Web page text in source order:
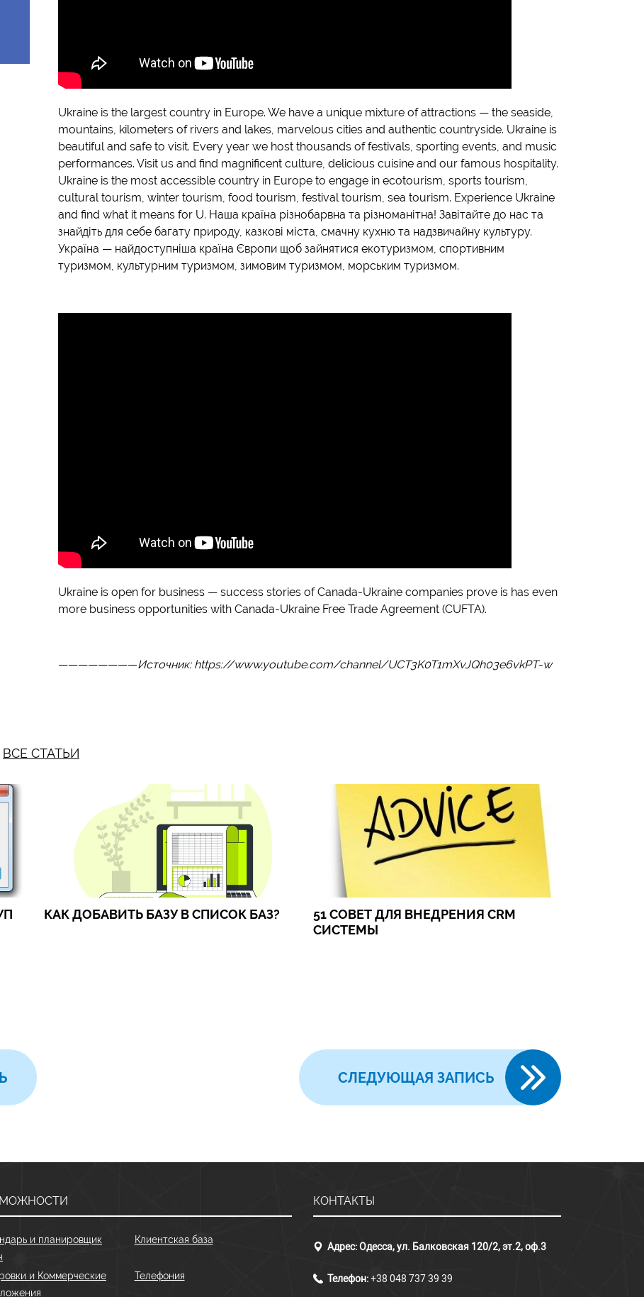
Ukraine is the largest country in Europe. We have a unique mixture of attractions — the seaside,
mountains, kilometers of rivers and lakes, marvelous cities and authentic countryside. Ukraine is
beautiful and safe to visit. Every year we host thousands of festivals, sporting events, and music
performances. Visit us and find magnificent culture, delicious cuisine and our famous hospitality.
Ukraine is the most accessible country in Europe to engage in ecotourism, sports tourism,
cultural tourism, winter tourism, food tourism, festival tourism, sea tourism. Experience Ukraine
and find what it means for U. Наша країна різнобарвна та різноманітна! Завітайте до нас та
знайдіть для себе багату природу, казкові міста, смачну кухню та надзвичайну культуру.
Україна — найдоступніша країна Європи щоб зайнятися екотуризмом, спортивним
туризмом, культурним туризмом, зимовим туризмом, морським туризмом.
Ukraine is open for business — success stories of Canada-Ukraine companies prove is has even
more business opportunities with Canada-Ukraine Free Trade Agreement (CUFTA).
————————Источник: https://www.youtube.com/channel/UCT3K0T1mXvJQh03e6vkPT-w
ВСЕ СТАТЬИ
КАК ДОБАВИТЬ БАЗУ В СПИСОК БАЗ?
51 СОВЕТ ДЛЯ ВНЕДРЕНИЯ CRM
СИСТЕМЫ
СЛЕДУЮЩАЯ ЗАПИСЬ
и планировщик
Клиентская база
и Коммерческие
Телефония
КОНТАКТЫ
Адрес:Одесса, ул. Балковская 120/2, эт.2, оф.3
Телефон:+38 048 737 39 39